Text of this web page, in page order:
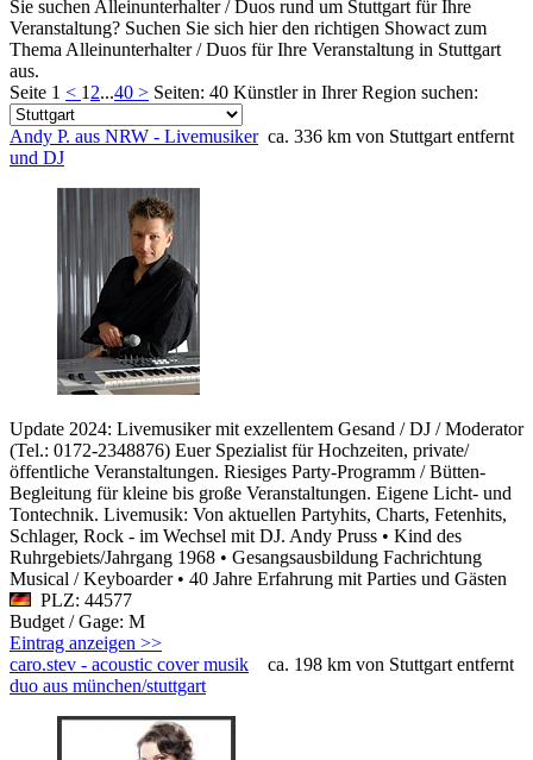
Sie suchen Alleinunterhalter / Duos rund um Stuttgart für Ihre
Veranstaltung? Suchen Sie sich hier den richtigen Showact zum
Thema Alleinunterhalter / Duos für Ihre Veranstaltung in Stuttgart
aus.
Seite 1 < 1 2...40 > Seiten: 40 Künstler in Ihrer Region suchen:
ca. 336 km von Stuttgart entfernt
Andy P. aus NRW - Livemusiker
und DJ
Update 2024: Livemusiker mit exzellentem Gesand / DJ / Moderator
(Tel.: 0172-2348876) Euer Spezialist für Hochzeiten, private/
öffentliche Veranstaltungen. Riesiges Party-Programm / Bütten-
Begleitung für kleine bis große Veranstaltungen. Eigene Licht- und
Tontechnik. Livemusik: Von aktuellen Partyhits, Charts, Fetenhits,
Schlager, Rock - im Wechsel mit DJ. Andy Pruss • Kind des
Ruhrgebiets/Jahrgang 1968 • Gesangsausbildung Fachrichtung
Musical / Keyboarder • 40 Jahre Erfahrung mit Parties und Gästen
PLZ: 44577
Budget / Gage: M
Eintrag anzeigen >>
ca. 198 km von Stuttgart entfernt
caro.stev - acoustic cover musik
duo aus münchen/stuttgart